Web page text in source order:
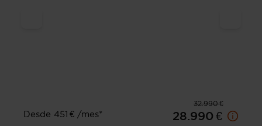
32.990 €
Desde 451 € /mes*
28.990 €